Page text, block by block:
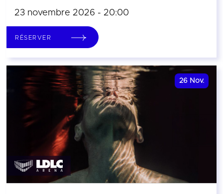
23 novembre 2026 - 20:00
RÉSERVER
26 Nov.